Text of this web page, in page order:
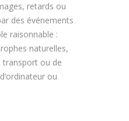
retards ou
des événements
raisonnable :
naturelles,
transport ou de
ou